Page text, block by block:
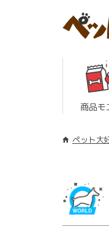
商品モ
ペット大